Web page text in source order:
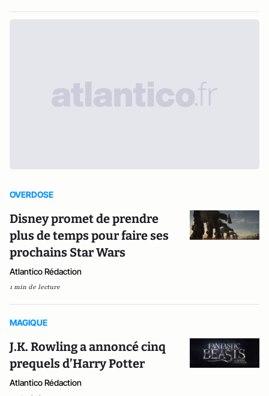
OVERDOSE
Disney promet de prendre
plus de temps pour faire ses
prochains Star Wars
Atlantico Rédaction
1 min de lecture
MAGIQUE
J.K. Rowling a annoncé cinq
prequels d’Harry Potter
Atlantico Rédaction